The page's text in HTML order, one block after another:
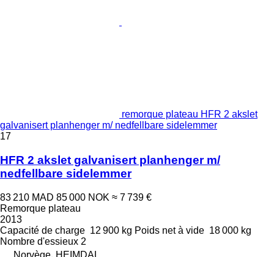
remorque plateau HFR 2 akslet
galvanisert planhenger m/ nedfellbare sidelemmer
17
HFR 2 akslet galvanisert planhenger m/
nedfellbare sidelemmer
83 210 MAD 85 000 NOK ≈ 7 739 €
Remorque plateau
2013
Capacité de charge 12 900 kg Poids net à vide 18 000 kg
Nombre d'essieux 2
Norvège, HEIMDAL